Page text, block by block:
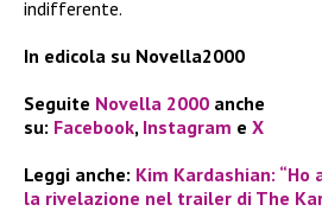
indifferente.
In edicola su Novella2000
Seguite Novella 2000 anche
su: Facebook, Instagram e X
Leggi anche: Kim Kardashian: “Ho
la rivelazione nel trailer di The